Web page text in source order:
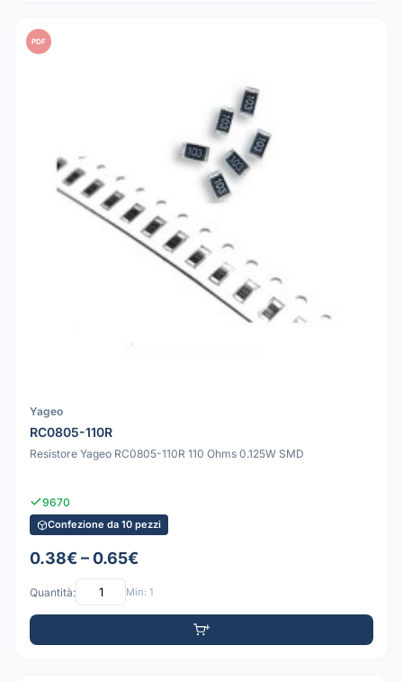
PDF
Yageo
RC0805-110R
Resistore Yageo RC0805-110R 110 Ohms 0.125W SMD
9670
Confezione da 10 pezzi
0.38€ – 0.65€
Quantità: Min: 1